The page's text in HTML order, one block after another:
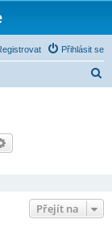
Přihlásit se
Přejít na